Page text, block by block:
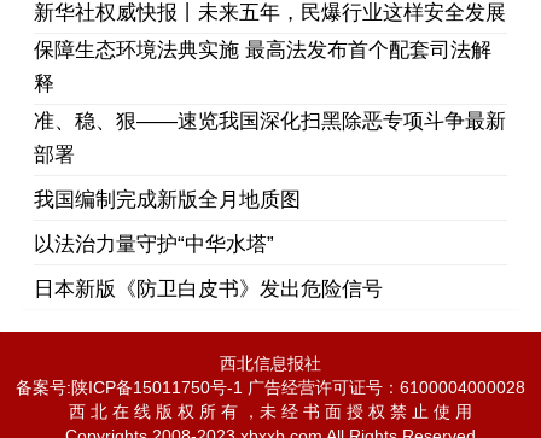
​新华社权威快报丨未来五年，民爆行业这样安全发展
保障生态环境法典实施 最高法发布首个配套司法解
释
​准、稳、狠——速览我国深化扫黑除恶专项斗争最新
部署
我国编制完成新版全月地质图
以法治力量守护“中华水塔”
日本新版《防卫白皮书》发出危险信号
西北信息报社
备案号:陕ICP备15011750号-1 广告经营许可证号：6100004000028
西 北 在 线 版 权 所 有 ，未 经 书 面 授 权 禁 止 使 用